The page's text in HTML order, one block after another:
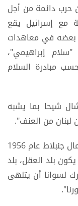
حرب دائمة من أجل
مع إسرائيل يقع
بعضه في معاهدات
إبراهيمي"،
مبادرة السلام
شيحا بما يشبه
لبنان من العنف".
البلد الذي جاء بمحاضرة للزعيم الوطني كمال جنبلاط عام 1956
بلد العقل، بلد
لسوانا أن يتلهى